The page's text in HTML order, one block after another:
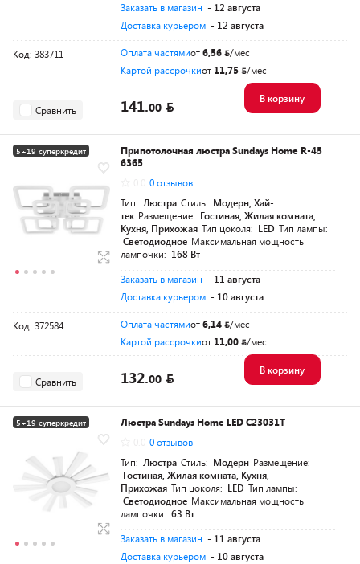
Заказать в магазин - 12 августа
Доставка курьером - 12 августа
Код: 383711 Оплата частямиот6,56
/мес
Картой рассрочкиот 11,75 /мес
Сравнить 141.00
В корзину
5+19 суперкредит
Припотолочная люстра Sundays Home R-45
6365
0 отзывов
Тип: Люстра Стиль: Модерн, Хай-
тек Размещение: Гостиная, Жилая комната,
Кухня, Прихожая Тип цоколя: LED Тип лампы:
Светодиодное Максимальная мощность
лампочки: 168 Вт
Заказать в магазин - 11 августа
Доставка курьером - 10 августа
Код: 372584 Оплата частямиот6,14
/мес
Картой рассрочкиот 11,00 /мес
Сравнить 132.00
В корзину
5+19 суперкредит
Люстра Sundays Home LED C23031T
0 отзывов
Тип: Люстра Стиль: Модерн Размещение:
Гостиная, Жилая комната, Кухня,
Прихожая Тип цоколя: LED Тип лампы:
Светодиодное Максимальная мощность
лампочки: 63 Вт
Заказать в магазин - 11 августа
Доставка курьером - 10 августа